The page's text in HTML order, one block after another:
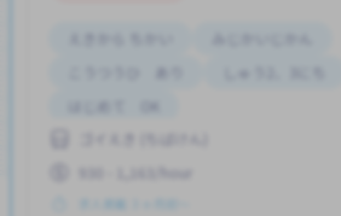
こうつうひ あり
しゅう2、3にち
はじめて OK
930 - 1,163/hour
求人掲載 ３ヶ月前〜